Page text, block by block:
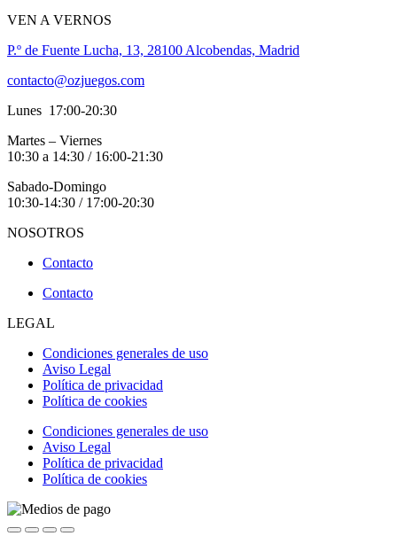
VEN A VERNOS
P.º de Fuente Lucha, 13, 28100 Alcobendas, Madrid
contacto@ozjuegos.com
Lunes 17:00-20:30
Martes – Viernes
10:30 a 14:30 / 16:00-21:30
Sabado-Domingo
10:30-14:30 / 17:00-20:30
NOSOTROS
Contacto
Contacto
LEGAL
Condiciones generales de uso
Aviso Legal
Política de privacidad
Política de cookies
Condiciones generales de uso
Aviso Legal
Política de privacidad
Política de cookies